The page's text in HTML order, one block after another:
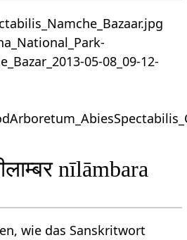
nīlāmbara
wie das Sanskritwort